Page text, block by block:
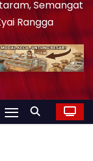
Semangat
Rangga